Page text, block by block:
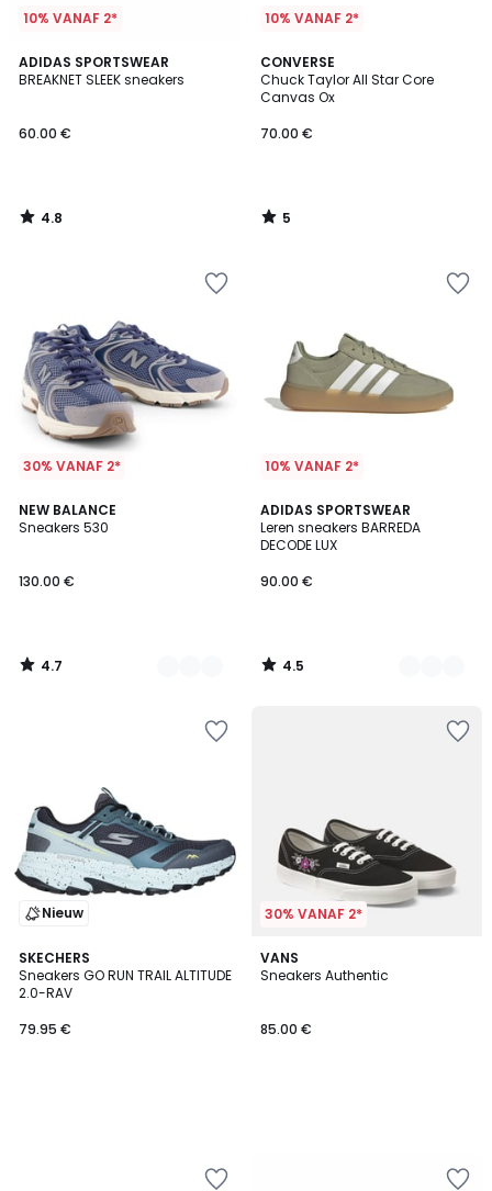
10% VANAF 2*
ADIDAS SPORTSWEAR
BREAKNET SLEEK sneakers
60.00 €
4.8
/ 5
4.8
/
10% VANAF 2*
CONVERSE
Chuck Taylor All Star Core
Canvas Ox
70.00 €
5
/
5
5
/
30% VANAF 2*
NEW BALANCE
Sneakers 530
130.00 €
4.7
/ 5
3
Kleuren
4.7
/
10% VANAF 2*
ADIDAS SPORTSWEAR
Leren sneakers BARREDA
DECODE LUX
90.00 €
4.5
/ 5
2
Kleuren
4.5
/
Nieuw
SKECHERS
Sneakers GO RUN TRAIL ALTITUDE
2.0-RAV
79.95 €
30% VANAF 2*
VANS
Sneakers Authentic
85.00 €